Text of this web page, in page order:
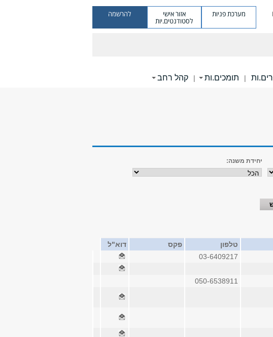
מערכת פניות אזור אישי
לסטודנטים.יות
להרשמה
| תומכים.ות | קהל רחב
יחידת משנה:
טלפון פקס
דוא"ל
03-6409217
050-6538911